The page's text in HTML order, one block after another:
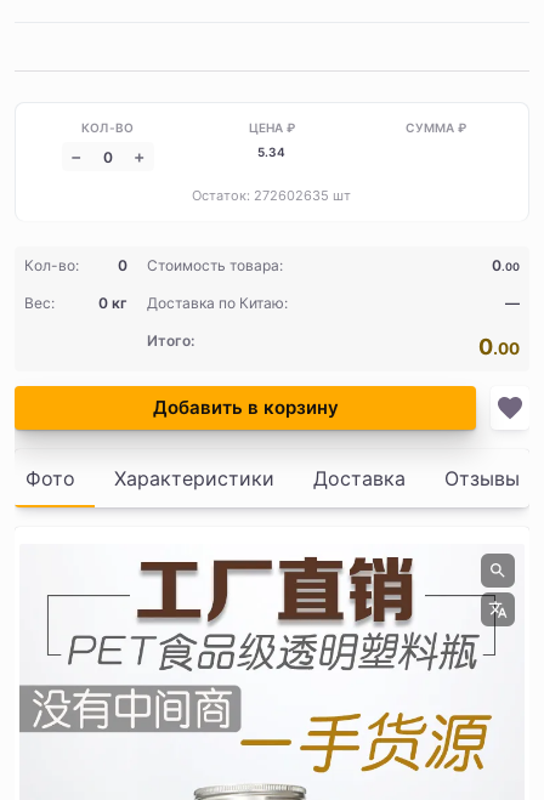
Остаток: 272602635 шт
5.34
Кол-во: 0 Стоимость товара: 0.00
Вес: 0 кг Доставка по Китаю: —
Итого: 0.00
Добавить в корзину
Фото Характеристики Доставка Отзывы